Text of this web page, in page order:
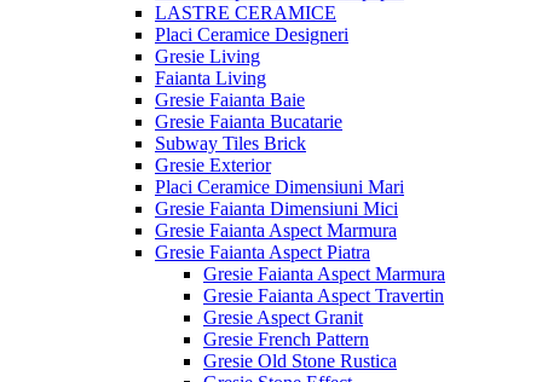
LASTRE CERAMICE
Placi Ceramice Designeri
Gresie Living
Faianta Living
Gresie Faianta Baie
Gresie Faianta Bucatarie
Subway Tiles Brick
Gresie Exterior
Placi Ceramice Dimensiuni Mari
Gresie Faianta Dimensiuni Mici
Gresie Faianta Aspect Marmura
Gresie Faianta Aspect Piatra
Gresie Faianta Aspect Marmura
Gresie Faianta Aspect Travertin
Gresie Aspect Granit
Gresie French Pattern
Gresie Old Stone Rustica